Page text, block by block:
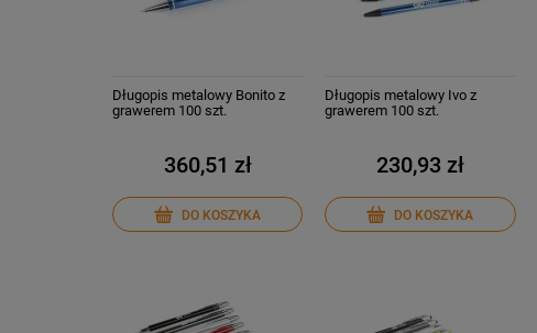
Długopis metalowy Bonito z
grawerem 100 szt.
360,51 zł
DO KOSZYKA
Długopis metalowy Ivo z
grawerem 100 szt.
230,93 zł
DO KOSZYKA